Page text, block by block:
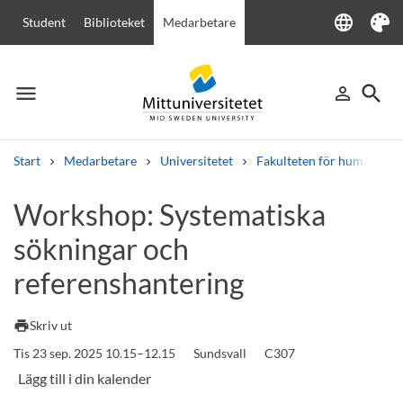
Student Biblioteket Medarbetare language
Language
Tema
menu
Meny person_outline
Logga in
search
Sök
Start Medarbetare Universitetet Fakulteten för
Andra söktjänster
Kurser och programKursplaner
Lediga jobb
Workshop: Systematiska
sökningar och
referenshantering
printSkriv ut
Tis 23 sep. 2025 10.15–12.15
Sundsvall C307